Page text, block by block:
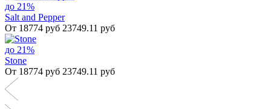
до 21%
Salt and Pepper
От 18774 руб 23749.11 руб
до 21%
Stone
От 18774 руб 23749.11 руб